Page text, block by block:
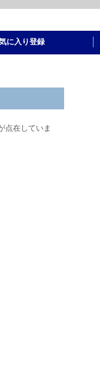
に入り登録
点在していま